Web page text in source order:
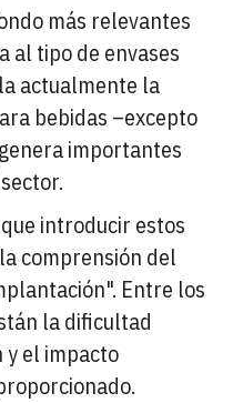
más relevantes
al tipo de envases
actualmente la
bebidas –excepto
importantes
introducir estos
comprensión del
Entre los
la dificultad
y el impacto